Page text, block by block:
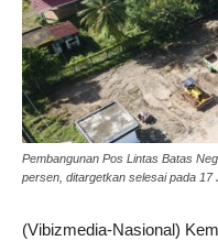
Pembangunan Pos Lintas Batas
persen, ditargetkan selesai pada 17
(Vibizmedia-Nasional)